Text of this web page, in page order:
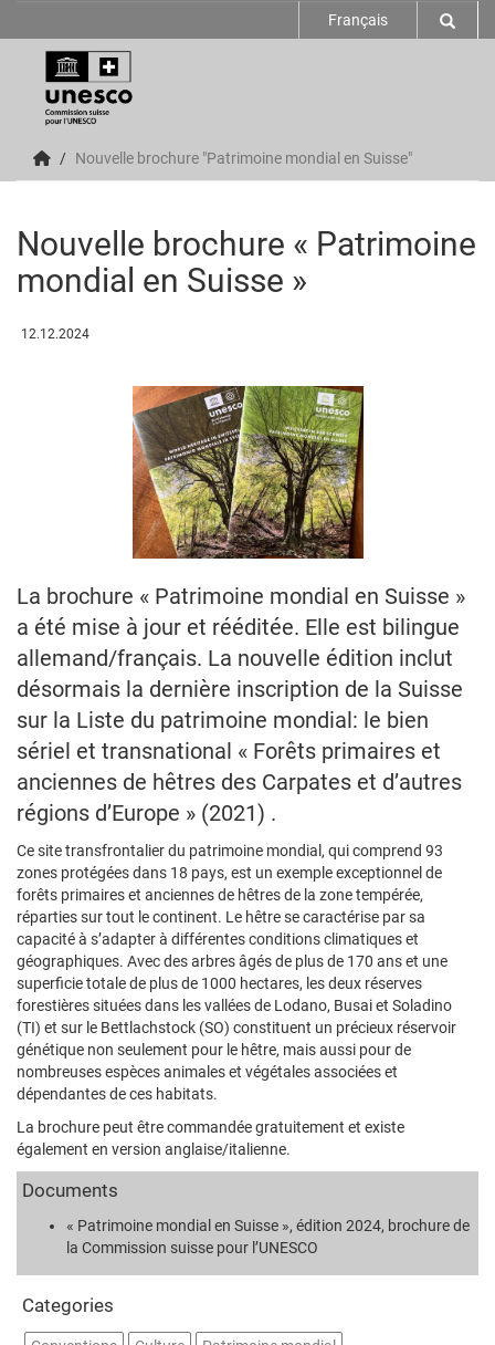
Français
Nouvelle brochure "Patrimoine mondial en Suisse"
Nouvelle brochure « Patrimoine
mondial en Suisse »
12.12.2024
La brochure « Patrimoine mondial en Suisse »
a été mise à jour et rééditée. Elle est bilingue
allemand/français. La nouvelle édition inclut
désormais la dernière inscription de la Suisse
sur la Liste du patrimoine mondial: le bien
sériel et transnational « Forêts primaires et
anciennes de hêtres des Carpates et d’autres
régions d’Europe » (2021) .
Ce site transfrontalier du patrimoine mondial, qui comprend 93
zones protégées dans 18 pays, est un exemple exceptionnel de
forêts primaires et anciennes de hêtres de la zone tempérée,
réparties sur tout le continent. Le hêtre se caractérise par sa
capacité à s’adapter à différentes conditions climatiques et
géographiques. Avec des arbres âgés de plus de 170 ans et une
superficie totale de plus de 1000 hectares, les deux réserves
forestières situées dans les vallées de Lodano, Busai et Soladino
(TI) et sur le Bettlachstock (SO) constituent un précieux réservoir
génétique non seulement pour le hêtre, mais aussi pour de
nombreuses espèces animales et végétales associées et
dépendantes de ces habitats.
La brochure peut être commandée gratuitement et existe
également en version anglaise/italienne.
Documents
« Patrimoine mondial en Suisse », édition 2024, brochure de
la Commission suisse pour l’UNESCO
Categories